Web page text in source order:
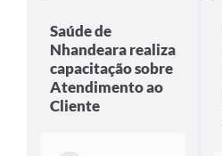
Saúde de
Nhandeara realiza
capacitação sobre
Atendimento ao
Cliente